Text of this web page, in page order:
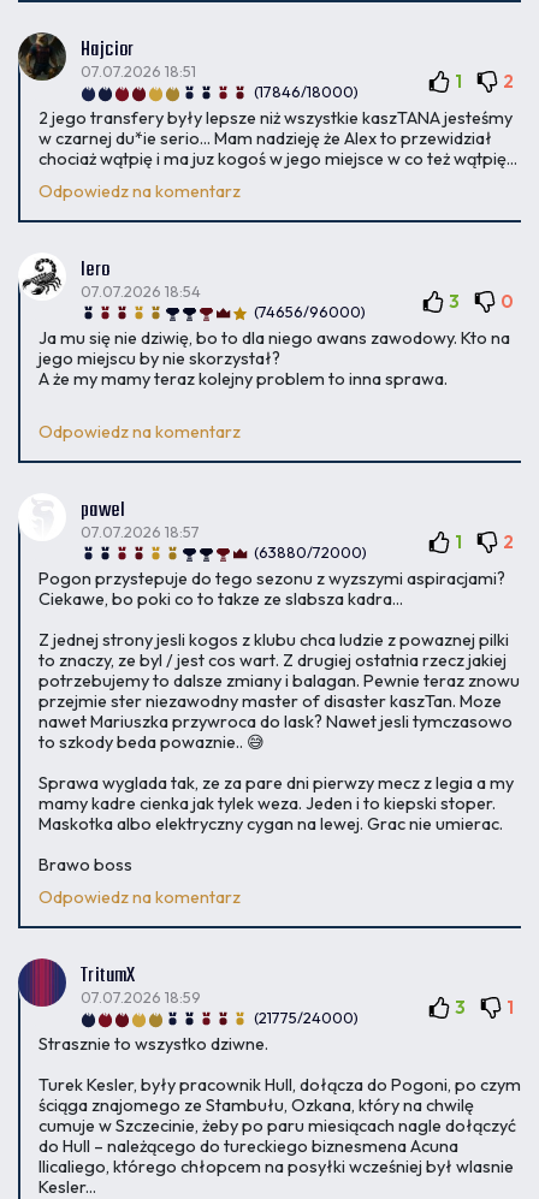
Hajcior
(17846/18000)
07.07.2026 18:51 1 2
2 jego transfery były lepsze niż wszystkie kaszTANA jesteśmy
w czarnej du*ie serio... Mam nadzieję że Alex to przewidział
chociaż wątpię i ma juz kogoś w jego miejsce w co też wątpię...
Odpowiedz na komentarz
lero
(74656/96000)
07.07.2026 18:54 3 0
Ja mu się nie dziwię, bo to dla niego awans zawodowy. Kto na
jego miejscu by nie skorzystał?
A że my mamy teraz kolejny problem to inna sprawa.
Odpowiedz na komentarz
pawel
(63880/72000)
07.07.2026 18:57 1 2
Pogon przystepuje do tego sezonu z wyzszymi aspiracjami?
Ciekawe, bo poki co to takze ze slabsza kadra...
Z jednej strony jesli kogos z klubu chca ludzie z powaznej pilki
to znaczy, ze byl / jest cos wart. Z drugiej ostatnia rzecz jakiej
potrzebujemy to dalsze zmiany i balagan. Pewnie teraz znowu
przejmie ster niezawodny master of disaster kaszTan. Moze
nawet Mariuszka przywroca do lask? Nawet jesli tymczasowo
to szkody beda powaznie.. 😅
Sprawa wyglada tak, ze za pare dni pierwzy mecz z legia a my
mamy kadre cienka jak tylek weza. Jeden i to kiepski stoper.
Maskotka albo elektryczny cygan na lewej. Grac nie umierac.
Brawo boss
Odpowiedz na komentarz
TritumX
(21775/24000)
07.07.2026 18:59 3 1
Strasznie to wszystko dziwne.
Turek Kesler, były pracownik Hull, dołącza do Pogoni, po czym
ściąga znajomego ze Stambułu, Ozkana, który na chwilę
cumuje w Szczecinie, żeby po paru miesiącach nagle dołączyć
do Hull – należącego do tureckiego biznesmena Acuna
Ilicaliego, którego chłopcem na posyłki wcześniej był wlasnie
Kesler...